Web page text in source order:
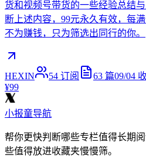
货和视频号带货的一些经验总结
断上述内容，99元永久有效，每
不为赚钱，只为筛选出同行的你。
HEXIN 54 订阅 63 篇09/04
¥99
小报童导航
帮你更快判断哪些专栏值得长期
些值得放进收藏夹慢慢筛。